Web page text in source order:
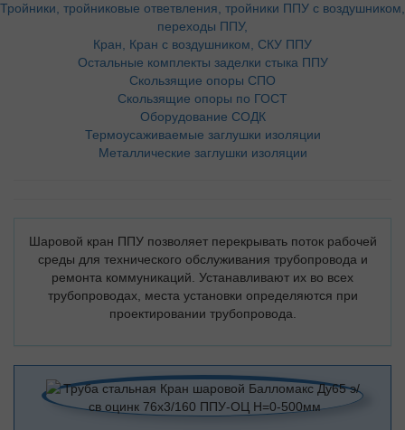
Тройники, тройниковые ответвления, тройники ППУ с воздушником,
переходы ППУ,
Кран, Кран с воздушником, СКУ ППУ
Остальные комплекты заделки стыка ППУ
Скользящие опоры СПО
Скользящие опоры по ГОСТ
Оборудование СОДК
Термоусаживаемые заглушки изоляции
Металлические заглушки изоляции
Шаровой кран ППУ позволяет перекрывать поток рабочей
среды для технического обслуживания трубопровода и
ремонта коммуникаций. Устанавливают их во всех
трубопроводах, места установки определяются при
проектировании трубопровода.